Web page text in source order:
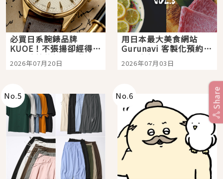
必買日系腕錶品牌
KUOE！不張揚卻經得起
時間洗鍊的經典之作五
選
2026年07月20日
用日本最大美食網站
Gurunavi 客製化預約九
大都市餐廳，打造專屬
美食體驗！
2026年07月03日
No.5 No.6 Share